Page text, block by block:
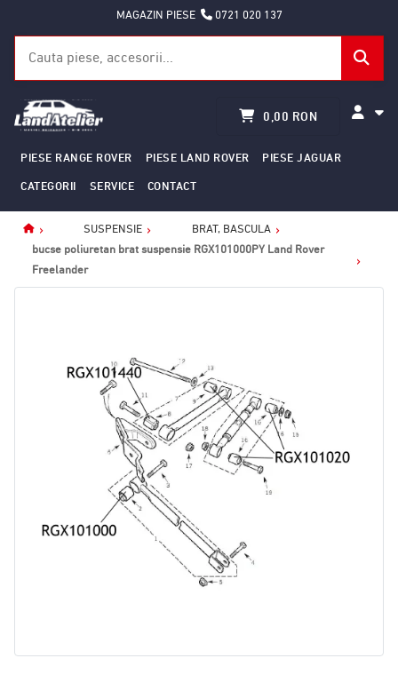
MAGAZIN PIESE 0721 020 137
0,00 RON
PIESE RANGE ROVER PIESE LAND ROVER PIESE JAGUAR
CATEGORII SERVICE CONTACT
Home
SUSPENSIE
BRAT, BASCULA
bucse poliuretan brat suspensie RGX101000PY Land Rover
Freelander